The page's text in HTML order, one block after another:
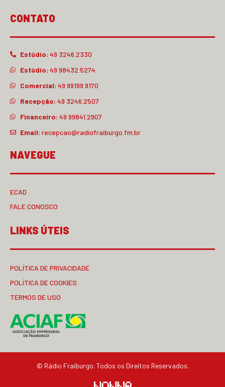
CONTATO
Estúdio: 49 3246.2330
Estúdio: 49 98432.5274
Comercial: 49 99199.9170
Recepção: 49 3246.2507
Financeiro: 49 99841.2907
Email: recepcao@radiofraiburgo.fm.br
NAVEGUE
ECAD
FALE CONOSCO
LINKS ÚTEIS
POLÍTICA DE PRIVACIDADE
POLÍTICA DE COOKIES
TERMOS DE USO
© Rádio Fraiburgo. Todos os Direitos Reservados.